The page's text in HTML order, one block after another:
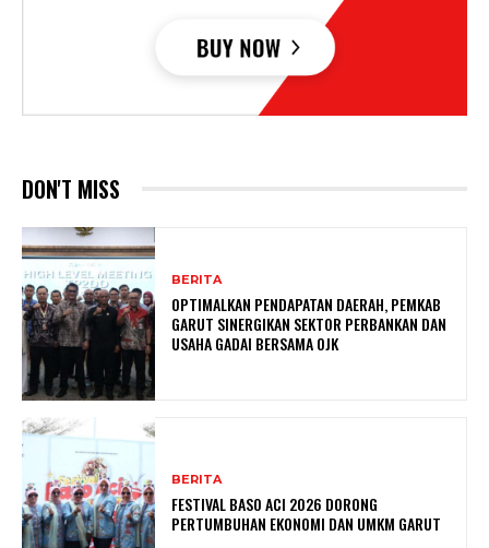
DON'T MISS
BERITA
OPTIMALKAN PENDAPATAN DAERAH, PEMKAB
GARUT SINERGIKAN SEKTOR PERBANKAN DAN
USAHA GADAI BERSAMA OJK
BERITA
FESTIVAL BASO ACI 2026 DORONG
PERTUMBUHAN EKONOMI DAN UMKM GARUT